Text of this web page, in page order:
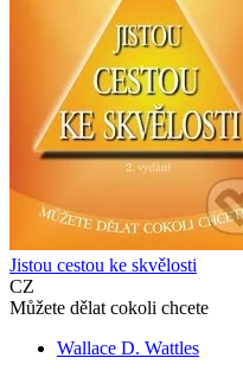
Jistou cestou ke skvělosti
CZ
Můžete dělat cokoli chcete
Wallace D. Wattles